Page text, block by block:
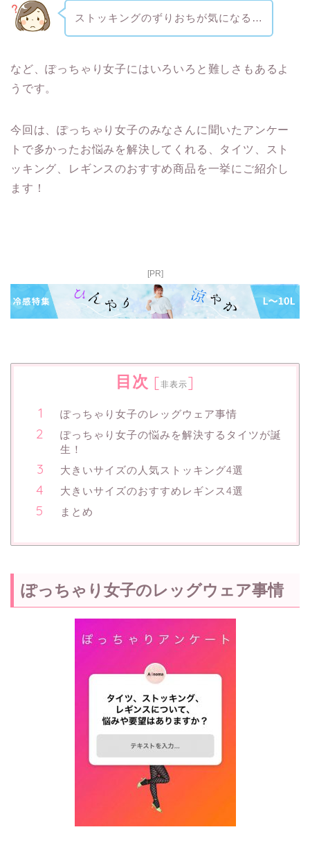
ストッキングのずりおちが気になる…
など、ぽっちゃり女子にはいろいろと難しさもあるよ
うです。
今回は、ぽっちゃり女子のみなさんに聞いたアンケー
トで多かったお悩みを解決してくれる、タイツ、スト
ッキング、レギンスのおすすめ商品を一挙にご紹介し
ます！
[PR]
目次 [非表示]
ぽっちゃり女子のレッグウェア事情
ぽっちゃり女子の悩みを解決するタイツが誕
生！
大きいサイズの人気ストッキング4選
大きいサイズのおすすめレギンス4選
まとめ
ぽっちゃり女子のレッグウェア事情